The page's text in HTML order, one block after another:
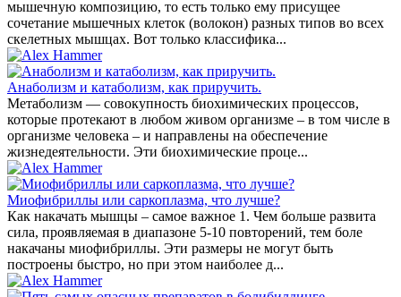
мышечную композицию, то есть только ему присущее
сочетание мышечных клеток (волокон) разных типов во всех
скелетных мышцах. Вот только классифика...
Анаболизм и катаболизм, как приручить.
Метаболизм — совокупность биохимических процессов,
которые протекают в любом живом организме – в том числе в
организме человека – и направлены на обеспечение
жизнедеятельности. Эти биохимические проце...
Миофибриллы или саркоплазма, что лучше?
Как накачать мышцы – самое важное 1. Чем больше развита
сила, проявляемая в диапазоне 5-10 повторений, тем боле
накачаны миофибриллы. Эти размеры не могут быть
построены быстро, но при этом наиболее д...